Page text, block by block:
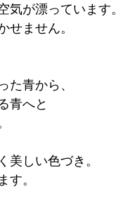
気が漂っています。
せません。
た青から、
青へと
美しい色づき。
す。